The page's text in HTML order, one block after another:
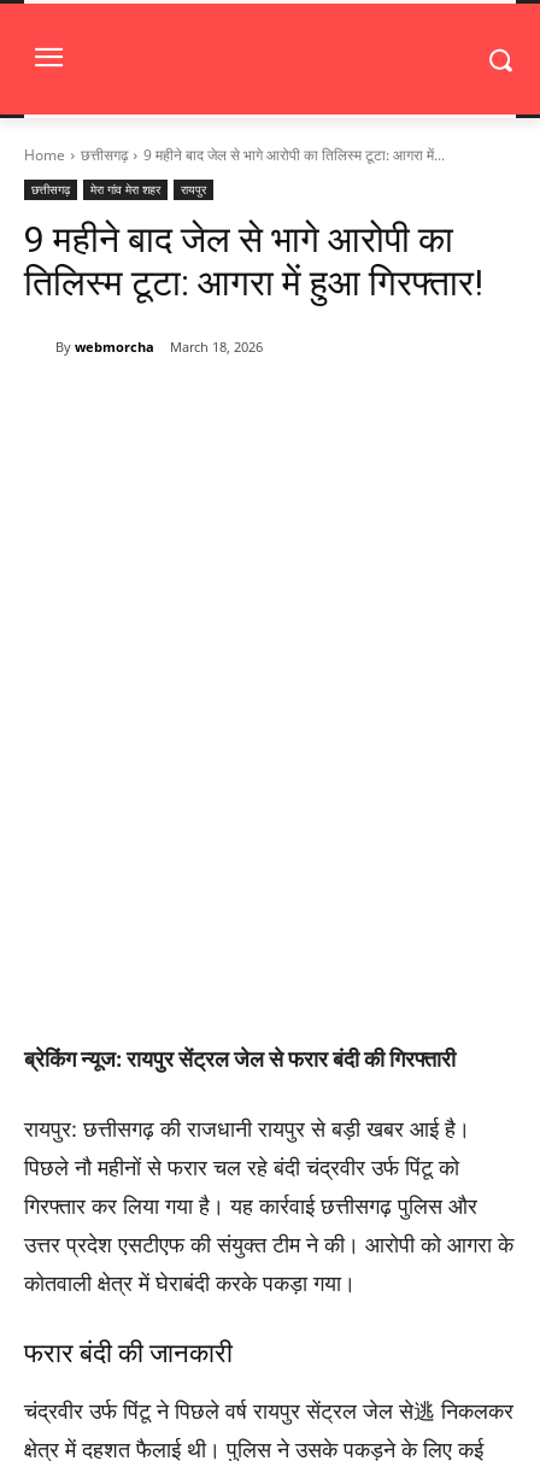
Home छत्तीसगढ़ 9 महीने बाद जेल से भागे आरोपी का तिलिस्म टूटा: आगरा में...
छत्तीसगढ़ मेरा गांव मेरा शहर रायपुर
9 महीने बाद जेल से भागे आरोपी का
तिलिस्म टूटा: आगरा में हुआ गिरफ्तार!
By webmorcha March 18, 2026
ब्रेकिंग न्यूज: रायपुर सेंट्रल जेल से फरार बंदी की गिरफ्तारी
रायपुर: छत्तीसगढ़ की राजधानी रायपुर से बड़ी खबर आई है।
पिछले नौ महीनों से फरार चल रहे बंदी चंद्रवीर उर्फ पिंटू को
गिरफ्तार कर लिया गया है। यह कार्रवाई छत्तीसगढ़ पुलिस और
उत्तर प्रदेश एसटीएफ की संयुक्त टीम ने की। आरोपी को आगरा के
कोतवाली क्षेत्र में घेराबंदी करके पकड़ा गया।
फरार बंदी की जानकारी
चंद्रवीर उर्फ पिंटू ने पिछले वर्ष रायपुर सेंट्रल जेल से逃 निकलकर
क्षेत्र में दहशत फैलाई थी। पुलिस ने उसके पकड़ने के लिए कई